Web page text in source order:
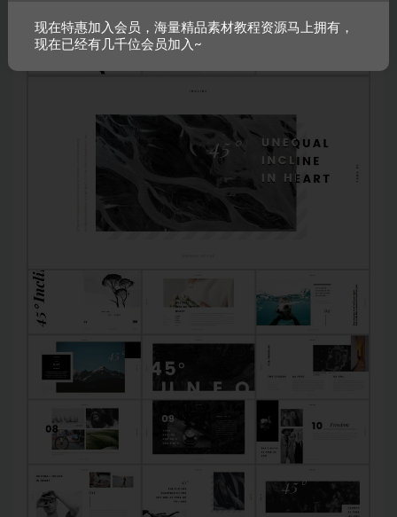
现在特惠加入会员，海量精品素材教程资源马上拥有，
现在已经有几千位会员加入~